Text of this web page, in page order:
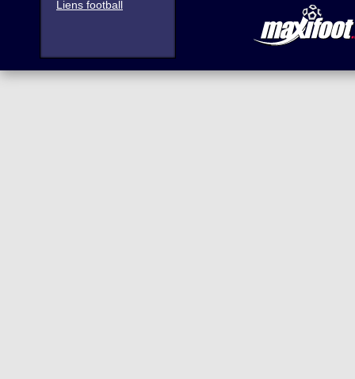
Liens football